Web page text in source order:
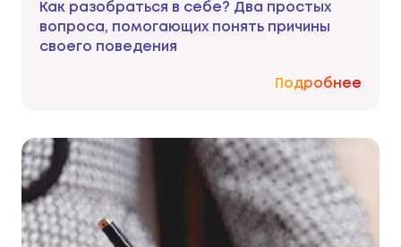
Как разобраться в себе? Два простых
вопроса, помогающих понять причины
своего поведения
Подробнее